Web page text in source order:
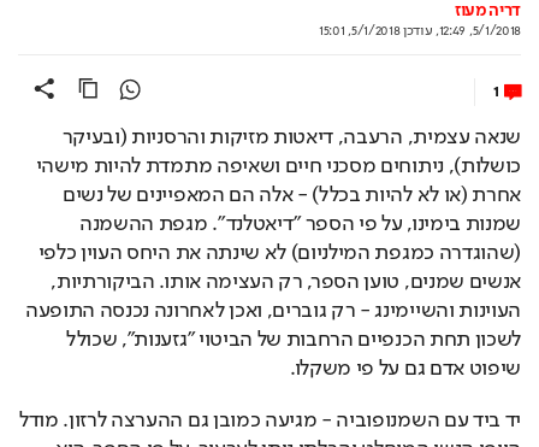
דריה מעוז
5/1/2018, 12:49
,עודכן5/1/2018, 15:01
1
שנאה עצמית, הרעבה, דיאטות מזיקות והרסניות (ובעיקר
כושלות), ניתוחים מסכני חיים ושאיפה מתמדת להיות מישהי
אחרת (או לא להיות בכלל) - אלה הם המאפיינים של נשים
שמנות בימינו, על פי הספר "דיאטלנד". מגפת ההשמנה
(שהוגדרה כמגפת המילניום) לא שינתה את היחס העוין כלפי
אנשים שמנים, טוען הספר, רק העצימה אותו. הביקורתיות,
העוינות והשיימינג - רק גוברים, ואכן לאחרונה נכנסה התופעה
לשכון תחת הכנפיים הרחבות של הביטוי "גזענות", שכולל
שיפוט אדם גם על פי משקלו.
יד ביד עם השמנופוביה - מגיעה כמובן גם ההערצה לרזון. מודל